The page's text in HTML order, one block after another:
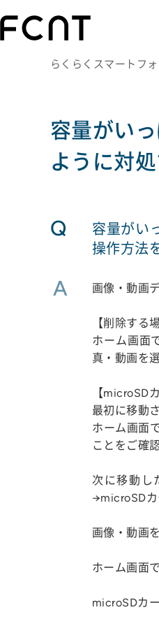
らくらくスマートフ
容量がい
ように対
Q
容量がい
操作方法
A 画像・動画
【削除する
ホーム画面
真・動画を
【microSD
最初に移動
ホーム画面
ことをご確
次に移動し
→microSDカ
画像・動画
ホーム画面
microSDカ